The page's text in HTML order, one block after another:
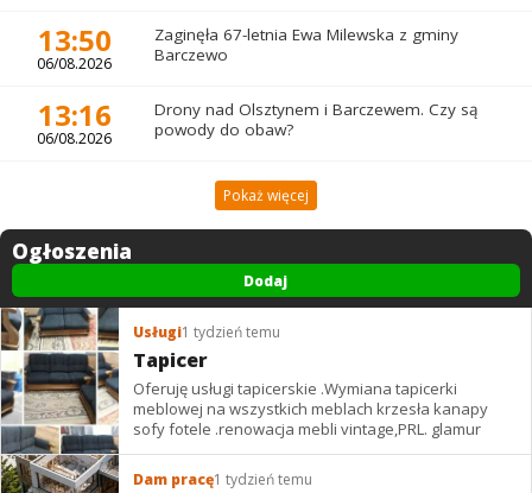
13:50
06/08.2026
Zaginęła 67-letnia Ewa Milewska z gminy
Barczewo
13:16
06/08.2026
Drony nad Olsztynem i Barczewem. Czy są
powody do obaw?
Pokaż więcej
Ogłoszenia
Dodaj
Usługi1 tydzień temu
Tapicer
Oferuję usługi tapicerskie .Wymiana tapicerki
meblowej na wszystkich meblach krzesła kanapy
sofy fotele .renowacja mebli vintage,PRL. glamur
Dam pracę1 tydzień temu